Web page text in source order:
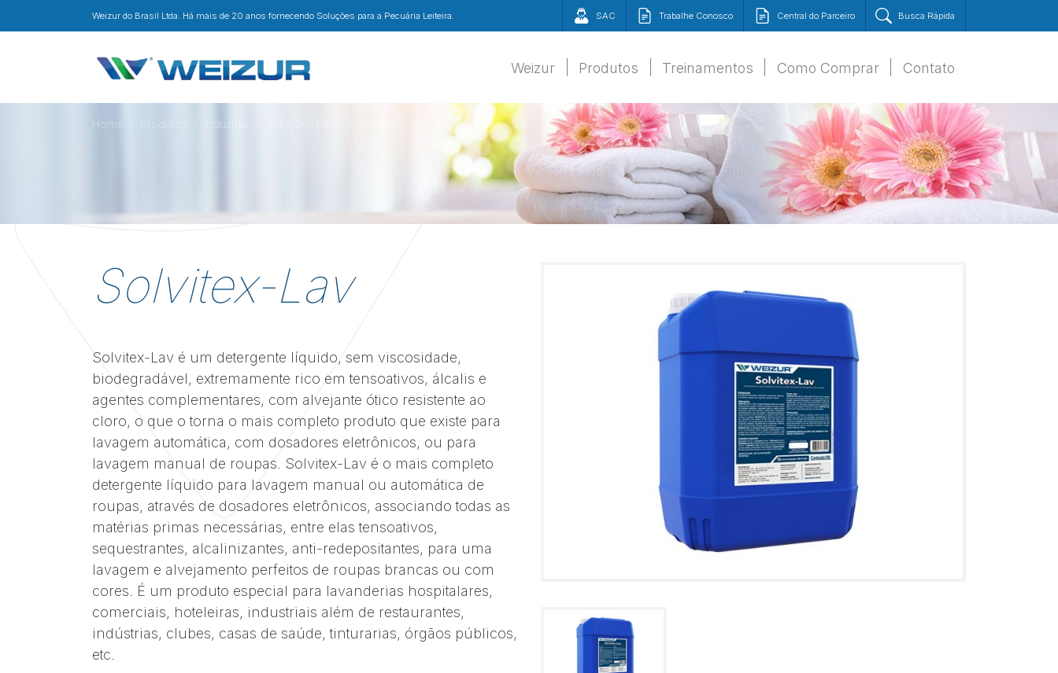
Weizur do Brasil Ltda. Há mais de 20 anos fornecendo Soluções para a Pecuária Leiteira. SAC Trabalhe Conosco Central do Parceiro Busca Rápida
Weizur Produtos Treinamentos Como Comprar Contato
Home Produtos Industrial Solvitex-Lav
Solvitex-Lav
Solvitex-Lav é um detergente líquido, sem viscosidade,
biodegradável, extremamente rico em tensoativos, álcalis e
agentes complementares, com alvejante ótico resistente ao
cloro, o que o torna o mais completo produto que existe para
lavagem automática, com dosadores eletrônicos, ou para
lavagem manual de roupas. Solvitex-Lav é o mais completo
detergente líquido para lavagem manual ou automática de
roupas, através de dosadores eletrônicos, associando todas as
matérias primas necessárias, entre elas tensoativos,
sequestrantes, alcalinizantes, anti-redepositantes, para uma
lavagem e alvejamento perfeitos de roupas brancas ou com
cores. É um produto especial para lavanderias hospitalares,
comerciais, hoteleiras, industriais além de restaurantes,
indústrias, clubes, casas de saúde, tinturarias, órgãos públicos,
etc.